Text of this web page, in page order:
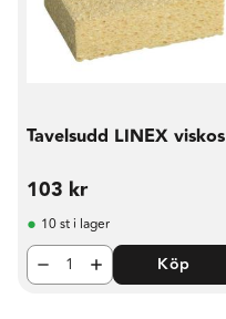
Tavelsudd LINEX viskos
103 kr
10 st i lager
Köp